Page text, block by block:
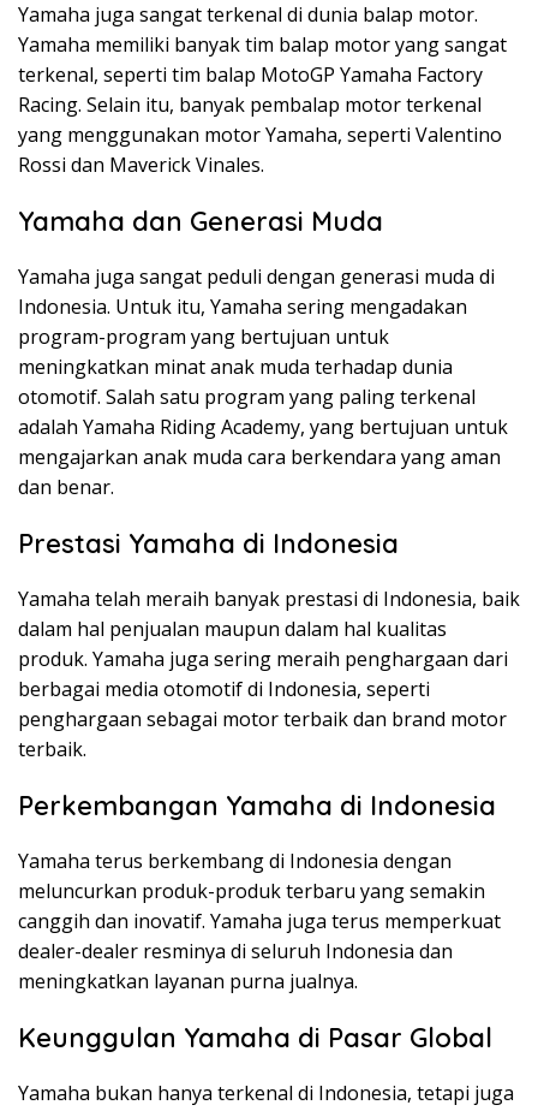
Yamaha juga sangat terkenal di dunia balap motor.
Yamaha memiliki banyak tim balap motor yang sangat
terkenal, seperti tim balap MotoGP Yamaha Factory
Racing. Selain itu, banyak pembalap motor terkenal
yang menggunakan motor Yamaha, seperti Valentino
Rossi dan Maverick Vinales.
Yamaha dan Generasi Muda
Yamaha juga sangat peduli dengan generasi muda di
Indonesia. Untuk itu, Yamaha sering mengadakan
program-program yang bertujuan untuk
meningkatkan minat anak muda terhadap dunia
otomotif. Salah satu program yang paling terkenal
adalah Yamaha Riding Academy, yang bertujuan untuk
mengajarkan anak muda cara berkendara yang aman
dan benar.
Prestasi Yamaha di Indonesia
Yamaha telah meraih banyak prestasi di Indonesia, baik
dalam hal penjualan maupun dalam hal kualitas
produk. Yamaha juga sering meraih penghargaan dari
berbagai media otomotif di Indonesia, seperti
penghargaan sebagai motor terbaik dan brand motor
terbaik.
Perkembangan Yamaha di Indonesia
Yamaha terus berkembang di Indonesia dengan
meluncurkan produk-produk terbaru yang semakin
canggih dan inovatif. Yamaha juga terus memperkuat
dealer-dealer resminya di seluruh Indonesia dan
meningkatkan layanan purna jualnya.
Keunggulan Yamaha di Pasar Global
Yamaha bukan hanya terkenal di Indonesia, tetapi juga